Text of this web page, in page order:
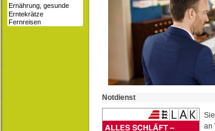
Notdienst
an